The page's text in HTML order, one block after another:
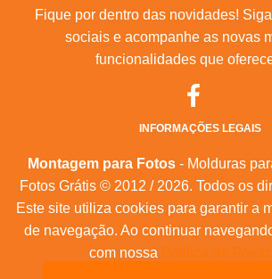
Fique por dentro das novidades!
sociais e acompanhe as novas
funcionalidades que
INFORMAÇÕES LEGAIS
Montagem para Fotos - Molduras
Fotos Grátis © 2012 / 2026. Todos os
Este site utiliza cookies para garantir a
de navegação. Ao continuar
com nossa Política de